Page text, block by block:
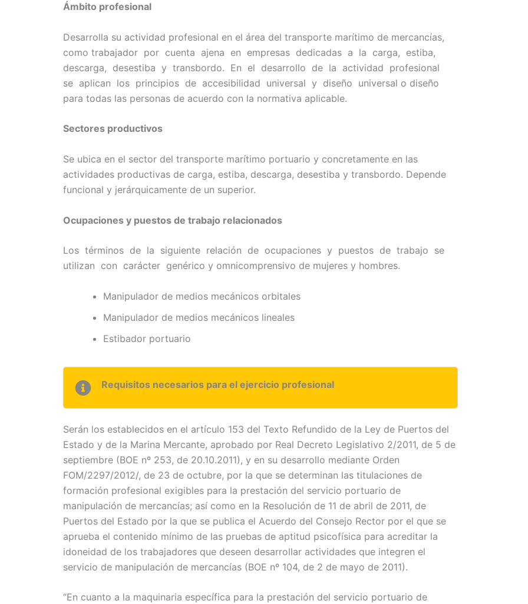
Ámbito profesional
Desarrolla su actividad profesional en el área del transporte marítimo de mercancías,
como trabajador por cuenta ajena en empresas dedicadas a la carga, estiba,
descarga, desestiba y transbordo. En el desarrollo de la actividad profesional
se aplican los principios de accesibilidad universal y diseño universal o diseño
para todas las personas de acuerdo con la normativa aplicable.
Sectores productivos
Se ubica en el sector del transporte marítimo portuario y concretamente en las
actividades productivas de carga, estiba, descarga, desestiba y transbordo. Depende
funcional y jerárquicamente de un superior.
Ocupaciones y puestos de trabajo relacionados
Los términos de la siguiente relación de ocupaciones y puestos de trabajo se
utilizan con carácter genérico y omnicomprensivo de mujeres y hombres.
Manipulador de medios mecánicos orbitales
Manipulador de medios mecánicos lineales
Estibador portuario
Requisitos necesarios para el ejercicio profesional
Serán los establecidos en el artículo 153 del Texto Refundido de la Ley de Puertos del
Estado y de la Marina Mercante, aprobado por Real Decreto Legislativo 2/2011, de 5 de
septiembre (BOE nº 253, de 20.10.2011), y en su desarrollo mediante Orden
FOM/2297/2012/, de 23 de octubre, por la que se determinan las titulaciones de
formación profesional exigibles para la prestación del servicio portuario de
manipulación de mercancías; así como en la Resolución de 11 de abril de 2011, de
Puertos del Estado por la que se publica el Acuerdo del Consejo Rector por el que se
aprueba el contenido mínimo de las pruebas de aptitud psicofísica para acreditar la
idoneidad de los trabajadores que deseen desarrollar actividades que integren el
servicio de manipulación de mercancías (BOE nº 104, de 2 de mayo de 2011).
“En cuanto a la maquinaria específica para la prestación del servicio portuario de